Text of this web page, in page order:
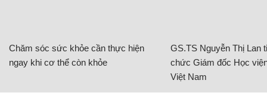
Chăm sóc sức khỏe cần thực hiện
ngay khi cơ thể còn khỏe
GS.TS Nguyễn Thị Lan
chức Giám đốc Học
Việt Nam